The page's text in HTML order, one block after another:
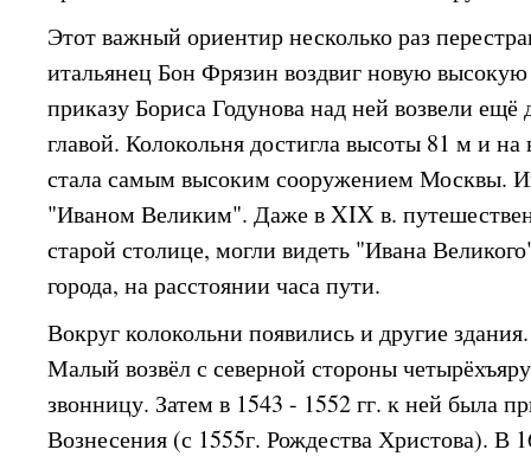
Этот важный ориентир несколько раз
итальянец Бон Фрязин воздвиг новую
приказу Бориса Годунова над ней возвели ещё
главой. Колокольня достигла высоты 81 м и на
стала самым высоким сооружением Москвы.
"Иваном Великим". Даже в XIX в.
старой столице, могли видеть "Ивана
города, на расстоянии часа пути.
Вокруг колокольни появились и другие
Малый возвёл с северной стороны
звонницу. Затем в 1543 - 1552 гг. к ней была
Вознесения (с 1555г. Рождества Христова). В